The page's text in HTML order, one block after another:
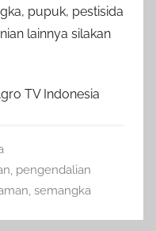
pupuk, pestisida
lainnya silakan
TV Indonesia
, pengendalian
, semangka